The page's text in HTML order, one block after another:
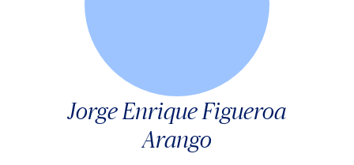
Jorge Enrique Figueroa
Arango